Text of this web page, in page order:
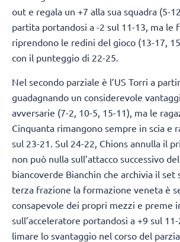
out e regala un +7 alla sua squadra (5-
partita portandosi a -2 sul 11-13, ma le
riprendono le redini del gioco (13-17,
con il punteggio di 22-25.
Nel secondo parziale è l’US Torri a
guadagnando un considerevole
avversarie (7-2, 10-5, 15-11), ma le
Cinquanta rimangono sempre in scia e
sul 23-21. Sul 24-22, Chions annulla il
non può nulla sull’attacco successivo
biancoverde Bianchin che archivia il set
terza frazione la formazione veneta è
consapevole dei propri mezzi e preme
sull’acceleratore portandosi a +9 sul
limare lo svantaggio nel corso del